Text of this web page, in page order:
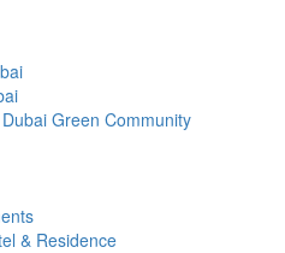
Green Community
& Residence